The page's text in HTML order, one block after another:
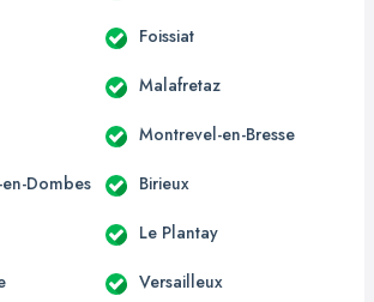
Foissiat
Malafretaz
Montrevel-en-Bresse
Dombes Birieux
Le Plantay
Versailleux